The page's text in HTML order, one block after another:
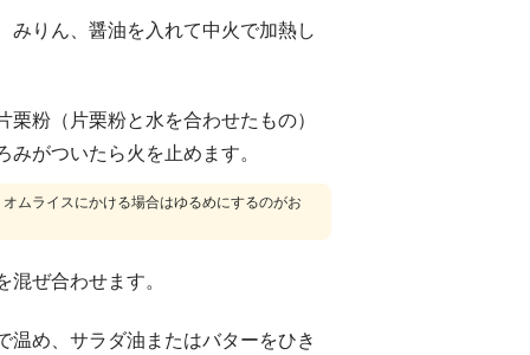
みりん、醤油を入れて中火で加熱し
栗粉（片栗粉と水を合わせたもの）
がついたら火を止めます。
ムライスにかける場合はゆるめにするのがお
ぜ合わせます。
温め、サラダ油またはバターをひき